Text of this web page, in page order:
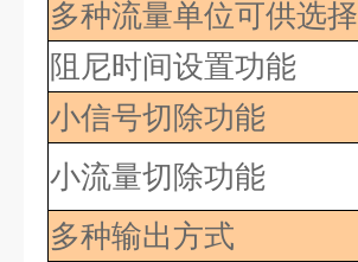
多种流量单位可供选择
阻尼时间设置功能
小信号切除功能
小流量切除功能
多种输出方式